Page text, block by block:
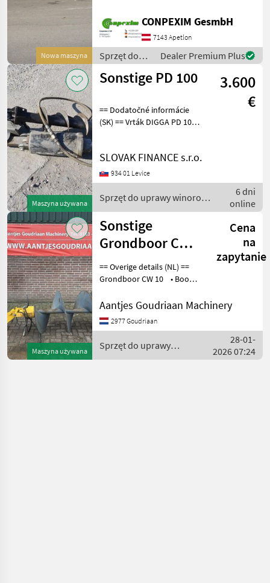
Nowa maszyna
HPOIH mit Vor-CONPEXIM GesmbH
7143 Apetlon
Sprzęt do
uprawy
winorośli /
Dealer Premium Plus
Maszyna używana
Sonstige PD 100
3.600
€
== Dodatočné informácie
(SK) == Vrták DIGGA PD 100
winorośli Świdry glebowe
do uprawy winorośli
SLOVAK FINANCE s.r.o.
934 01 Levice
Sprzęt do uprawy winorośli
/ Sonstige
6 dni
online
Maszyna używana
Sonstige
Grondboor CW
05
Cena
na
zapytanie
== Overige details (NL) ==
Grondboor CW 10 • Boor
Boorlengte 1500mm Staat:
Gebruikt Sprzęt do uprawy
winoro
Aantjes Goudriaan Machinery
2977 Goudriaan
Sprzęt do uprawy
winorośli / Sonstige
28-01-
2026 07:24